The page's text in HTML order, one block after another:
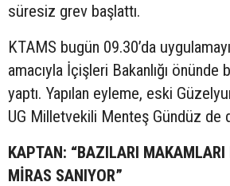
süresiz grev başlattı.
KTAMS bugün 09.30’da
amacıyla İçişleri Bakanlığı önünde
yaptı. Yapılan eyleme, eski
UG Milletvekili Menteş Gündüz de
KAPTAN: “BAZILARI MAKAMLARI
MİRAS SANIYOR”